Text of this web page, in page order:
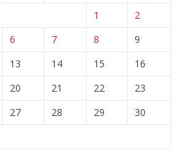
1
2
6 7 8
9
13 14 15
16
20 21 22
23
27 28 29
30